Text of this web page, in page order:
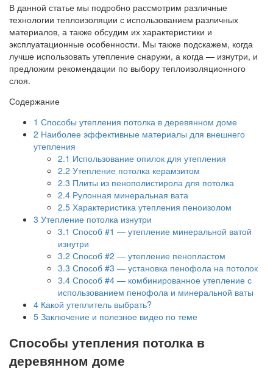
В данной статье мы подробно рассмотрим различные
технологии теплоизоляции с использованием различных
материалов, а также обсудим их характеристики и
эксплуатационные особенности. Мы также подскажем, когда
лучше использовать утепление снаружи, а когда — изнутри, и
предложим рекомендации по выбору теплоизоляционного
слоя.
Содержание
1 Способы утепления потолка в деревянном доме
2 Наиболее эффективные материалы для внешнего
утепления
2.1 Использование опилок для утепления
2.2 Утепление потолка керамзитом
2.3 Плиты из пенополистирола для потолка
2.4 Рулонная минеральная вата
2.5 Характеристика утепления пеноизолом
3 Утепление потолка изнутри
3.1 Способ #1 — утепление минеральной ватой
изнутри
3.2 Способ #2 — утепление пенопластом
3.3 Способ #3 — установка пенофола на потолок
3.4 Способ #4 — комбинированное утепление с
использованием пенофола и минеральной ваты
4 Какой утеплитель выбрать?
5 Заключение и полезное видео по теме
Способы утепления потолка в
деревянном доме